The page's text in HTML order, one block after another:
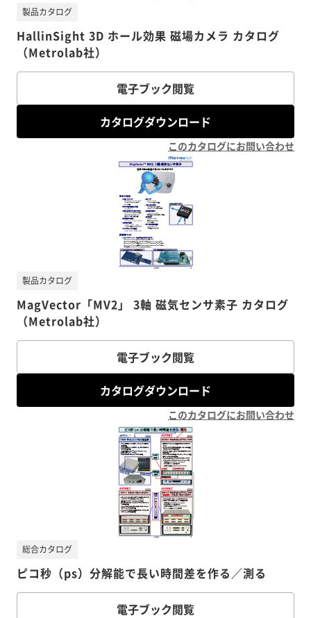
HallinSight 3D ホール効果 磁場カメラ カタログ
（Metrolab社）
製品カタログ
電子ブック閲覧
カタログダウンロード
このカタログにお問い合わせ
MagVector「MV2」 3軸 磁気センサ素子 カタログ
（Metrolab社）
製品カタログ
電子ブック閲覧
カタログダウンロード
このカタログにお問い合わせ
ピコ秒（ps）分解能で長い時間差を作る／測る
総合カタログ
電子ブック閲覧